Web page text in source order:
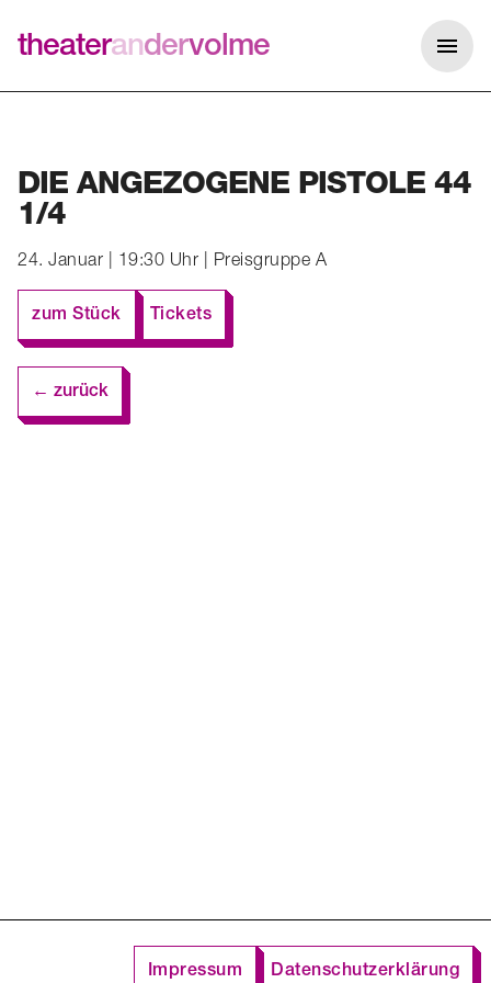
theaterandervolme
DIE ANGEZOGENE PISTOLE 44
1/4
24. Januar | 19:30 Uhr | Preisgruppe A
zum Stück Tickets
← zurück
Impressum Datenschutzerklärung